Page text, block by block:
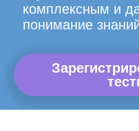
комплексным и
понимание